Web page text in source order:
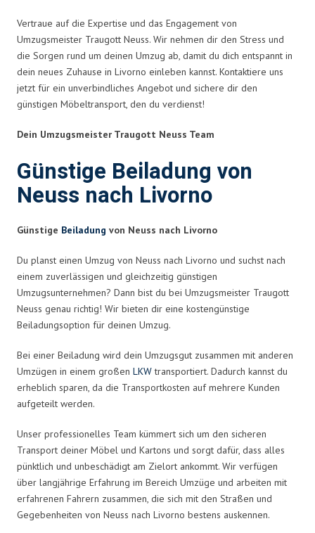
Vertraue auf die Expertise und das Engagement von
Umzugsmeister Traugott Neuss. Wir nehmen dir den Stress und
die Sorgen rund um deinen Umzug ab, damit du dich entspannt in
dein neues Zuhause in Livorno einleben kannst. Kontaktiere uns
jetzt für ein unverbindliches Angebot und sichere dir den
günstigen Möbeltransport, den du verdienst!
Dein Umzugsmeister Traugott Neuss Team
Günstige Beiladung von
Neuss nach Livorno
Günstige Beiladung von Neuss nach Livorno
Du planst einen Umzug von Neuss nach Livorno und suchst nach
einem zuverlässigen und gleichzeitig günstigen
Umzugsunternehmen? Dann bist du bei Umzugsmeister Traugott
Neuss genau richtig! Wir bieten dir eine kostengünstige
Beiladungsoption für deinen Umzug.
Bei einer Beiladung wird dein Umzugsgut zusammen mit anderen
Umzügen in einem großen LKWtransportiert. Dadurch kannst du
erheblich sparen, da die Transportkosten auf mehrere Kunden
aufgeteilt werden.
Unser professionelles Team kümmert sich um den sicheren
Transport deiner Möbel und Kartons und sorgt dafür, dass alles
pünktlich und unbeschädigt am Zielort ankommt. Wir verfügen
über langjährige Erfahrung im Bereich Umzüge und arbeiten mit
erfahrenen Fahrern zusammen, die sich mit den Straßen und
Gegebenheiten von Neuss nach Livorno bestens auskennen.